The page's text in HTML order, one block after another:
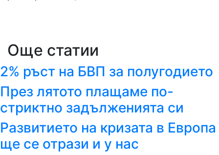
Още статии
2% ръст на БВП за полугодието
През лятото плащаме по-
стриктно задълженията си
Развитието на кризата в Европа
ще се отрази и у нас